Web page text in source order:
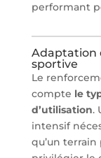
performant
Adaptation
sportive
Le
compte le
d’utilisation.
intensif
qu’un